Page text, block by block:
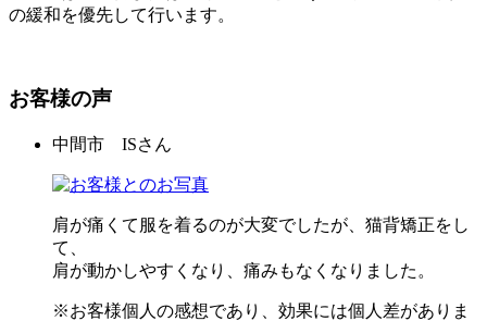
の緩和を優先して行います。
お客様の声
中間市 ISさん
肩が痛くて服を着るのが大変でしたが、猫背矯正をし
て、
肩が動かしやすくなり、痛みもなくなりました。
※お客様個人の感想であり、効果には個人差がありま